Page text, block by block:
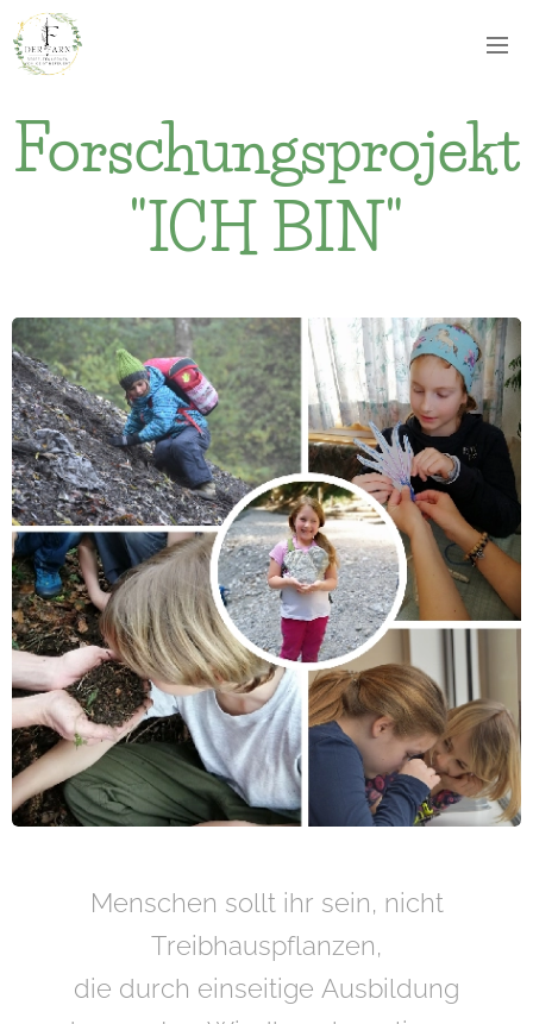
Forschungsprojekt
"ICH BIN"
Menschen sollt ihr sein, nicht
Treibhauspflanzen,
die durch einseitige Ausbildung